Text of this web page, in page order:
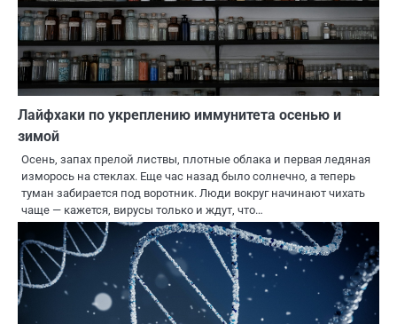
Лайфхаки по укреплению иммунитета осенью и
зимой
Осень, запах прелой листвы, плотные облака и первая ледяная
изморось на стеклах. Еще час назад было солнечно, а теперь
туман забирается под воротник. Люди вокруг начинают чихать
чаще — кажется, вирусы только и ждут, что…